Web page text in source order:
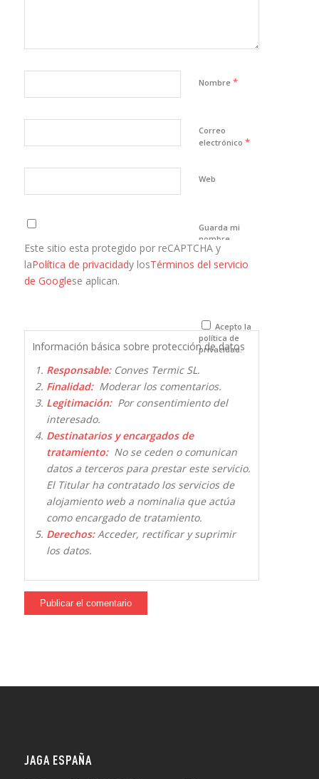
Nombre *
Correo
electrónico *
Web
Guarda mi
nombre,
correo
electrónico y
que comente.
Este sitio esta protegido por reCAPTCHA y
laPolítica de privacidady losTérminos del servicio
de Googlese aplican.
Acepto la
política de
privacidad.
Información básica sobre protección de datos
Responsable:Conves Termic SL.
Finalidad:Moderar los comentarios.
Legitimación:Por consentimiento del
interesado.
Destinatarios y encargados de
tratamiento:No se ceden o comunican
datos a terceros para prestar este servicio.
El Titular ha contratado los servicios de
alojamiento web a nominalia que actúa
como encargado de tratamiento.
Derechos:Acceder, rectificar y suprimir
los datos.
JAGA ESPAÑA